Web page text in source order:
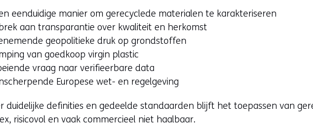
eenduidige manier om gerecyclede materialen te karakteriseren
aan transparantie over kwaliteit en herkomst
geopolitieke druk op grondstoffen
van goedkoop virgin plastic
vraag naar verifieerbare data
Europese wet- en regelgeving
duidelijke definities en gedeelde standaarden blijft het toepassen van
risicovol en vaak commercieel niet haalbaar.